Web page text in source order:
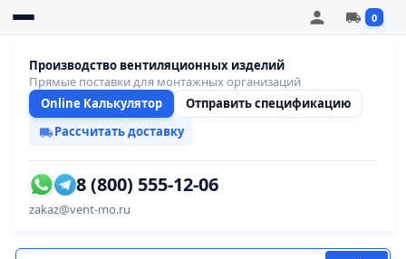
0
Производство вентиляционных изделий
Прямые поставки для монтажных организаций
Online Калькулятор
Отправить спецификацию
Рассчитать доставку
8 (800) 555-12-06
zakaz@vent-mo.ru